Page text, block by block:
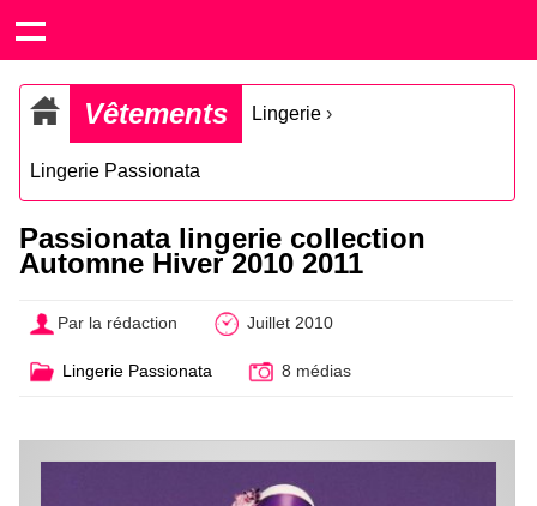
Vêtements Lingerie ›
Lingerie Passionata
Passionata lingerie collection
Automne Hiver 2010 2011
Par la rédaction Juillet 2010
Lingerie Passionata 8 médias